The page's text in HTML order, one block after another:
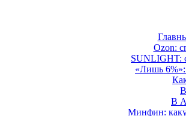
Ozon:
SUNLIGHT:
«Лишь 6%»:
В
Минфин: